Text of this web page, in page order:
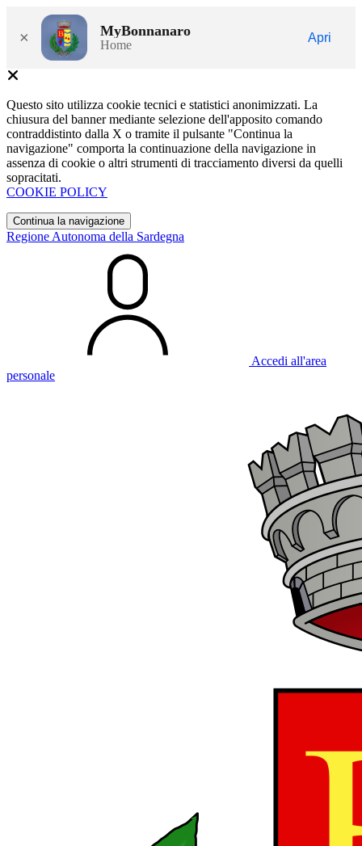
× MyBonnanaro
Home
Apri
Questo sito utilizza cookie tecnici e statistici anonimizzati. La
chiusura del banner mediante selezione dell'apposito comando
contraddistinto dalla X o tramite il pulsante "Continua la
navigazione" comporta la continuazione della navigazione in
assenza di cookie o altri strumenti di tracciamento diversi da quelli
sopracitati.
COOKIE POLICY
Continua la navigazione
Regione Autonoma della Sardegna
Accedi all'area
personale